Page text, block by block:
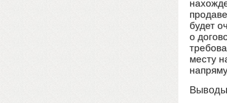
будет
о
месту
Выводы